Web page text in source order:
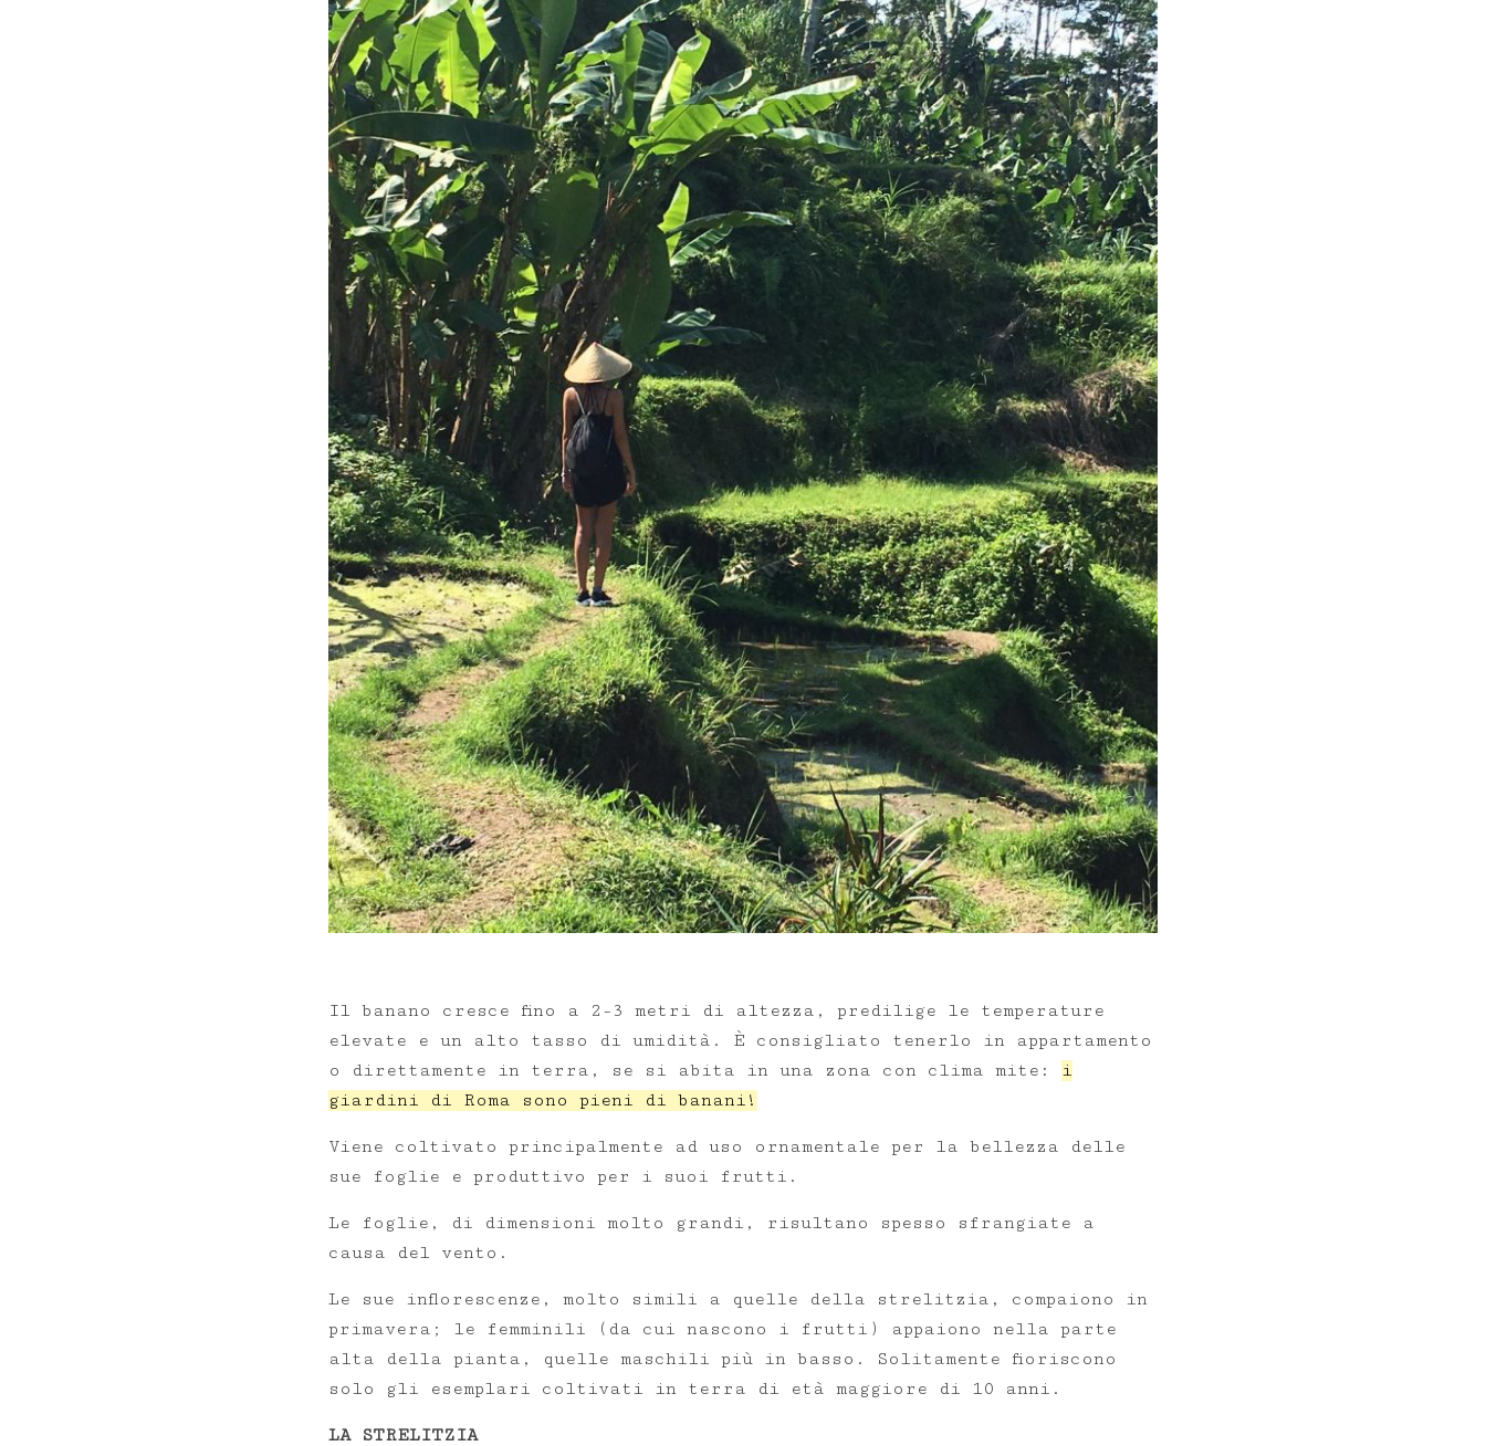
Il banano cresce fino a 2-3 metri di altezza, predilige le temperature
elevate e un alto tasso di umidità. È consigliato tenerlo in appartamento
o direttamente in terra, se si abita in una zona con clima mite: i
giardini di Roma sono pieni di banani!
Viene coltivato principalmente ad uso ornamentale per la bellezza delle
sue foglie e produttivo per i suoi frutti.
Le foglie, di dimensioni molto grandi, risultano spesso sfrangiate a
causa del vento.
Le sue inflorescenze, molto simili a quelle della strelitzia, compaiono in
primavera; le femminili (da cui nascono i frutti) appaiono nella parte
alta della pianta, quelle maschili più in basso. Solitamente fioriscono
solo gli esemplari coltivati in terra di età maggiore di 10 anni.
LA STRELITZIA